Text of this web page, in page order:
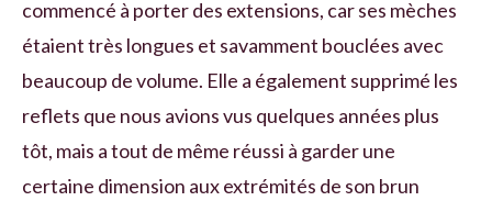
commencé à porter des extensions, car ses mèches
étaient très longues et savamment bouclées avec
beaucoup de volume. Elle a également supprimé les
reflets que nous avions vus quelques années plus
tôt, mais a tout de même réussi à garder une
certaine dimension aux extrémités de son brun